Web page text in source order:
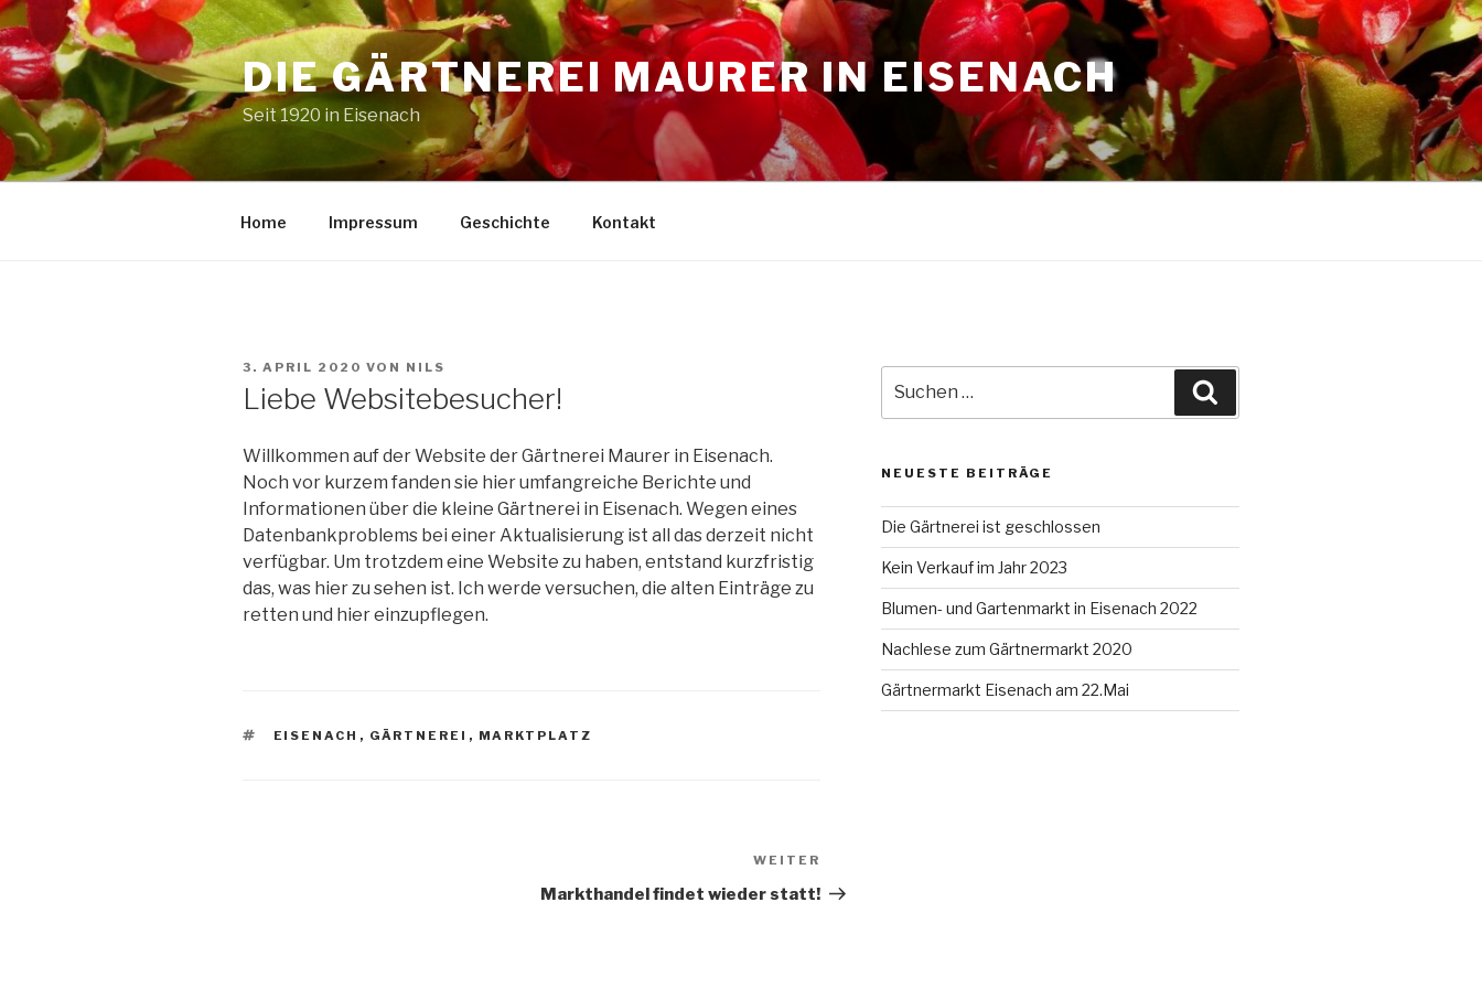
Zum
Inhalt
springen
DIE GÄRTNEREI MAURER IN EISENACH
Seit 1920 in Eisenach
Home Impressum Geschichte Kontakt
VERÖFFENTLICHT
3. APRIL 2020 VON NILS
Liebe Websitebesucher!
Willkommen auf der Website der Gärtnerei Maurer in Eisenach.
Noch vor kurzem fanden sie hier umfangreiche Berichte und
Informationen über die kleine Gärtnerei in Eisenach. Wegen eines
Datenbankproblems bei einer Aktualisierung ist all das derzeit nicht
verfügbar. Um trotzdem eine Website zu haben, entstand kurzfristig
das, was hier zu sehen ist. Ich werde versuchen, die alten Einträge zu
retten und hier einzupflegen.
SCHLAGWÖRTER
EISENACH , GÄRTNEREI , MARKTPLATZ
Beitrag
WEITER
Markthandel findet wieder statt!
nach:
NEUESTE BEITRÄGE
Die Gärtnerei ist geschlossen
Kein Verkauf im Jahr 2023
Blumen- und Gartenmarkt in Eisenach 2022
Nachlese zum Gärtnermarkt 2020
Gärtnermarkt Eisenach am 22.Mai